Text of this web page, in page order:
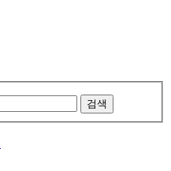
검색